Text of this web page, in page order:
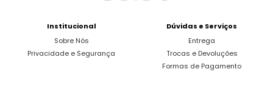
Institucional
Sobre Nós
Privacidade e Segurança
Dúvidas e Serviços
Entrega
Trocas e Devoluções
Formas de Pagamento